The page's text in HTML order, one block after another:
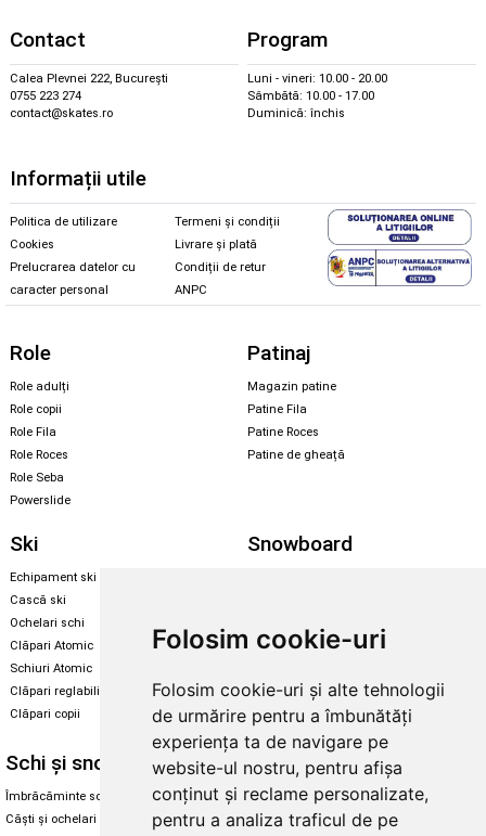
Folosim cookie-uri
Folosim cookie-uri și alte tehnologii
de urmărire pentru a îmbunătăți
experiența ta de navigare pe
website-ul nostru, pentru afișa
conținut și reclame personalizate,
pentru a analiza traficul de pe
Contact
Calea Plevnei 222, București
0755 223 274
contact@skates.ro
Program
Luni - vineri: 10.00 - 20.00
Sâmbătă: 10.00 - 17.00
Duminică: închis
Informații utile
Politica de utilizare
Cookies
Prelucrarea datelor cu
caracter personal
Termeni și condiții
Livrare și plată
Condiții de retur
ANPC
Role
Role adulți
Role copii
Role Fila
Role Roces
Role Seba
Powerslide
Patinaj
Magazin patine
Patine Fila
Patine Roces
Patine de gheață
Ski
Echipament ski
Cască ski
Ochelari schi
Clăpari Atomic
Schiuri Atomic
Clăpari reglabili
Clăpari copii
Snowboard
Santa Cruz
Enuff Skateboards
Schi și snowboard
Îmbrăcăminte schi și snowboard
Căști și ochelari de iarnă
Diverse
Cum aleg rolele
Cum aleg ochelarii